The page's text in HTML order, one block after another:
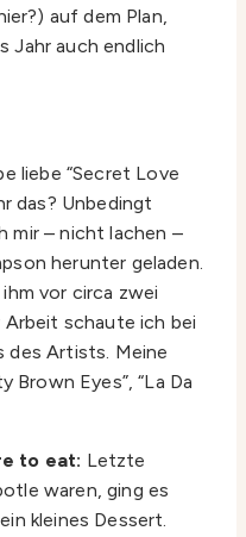
auf dem Plan,
Jahr auch endlich
liebe “Secret Love
das? Unbedingt
mir – nicht lachen –
herunter geladen.
vor circa zwei
Arbeit schaute ich bei
des Artists. Meine
Brown Eyes”, “La Da
to eat: Letzte
waren, ging es
kleines Dessert.